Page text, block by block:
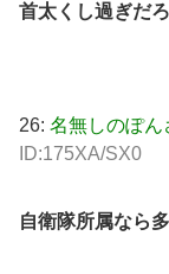
首太くし過ぎだろ
26: 名無しのぽん
ID:175XA/SX0
自衛隊所属なら